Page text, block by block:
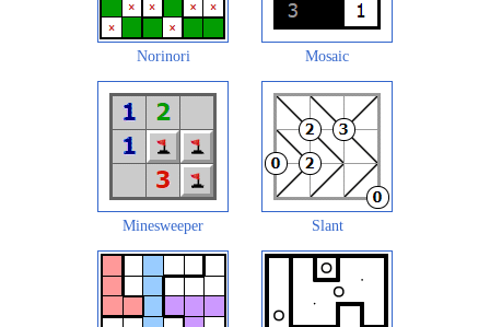
Norinori Mosaic
Minesweeper Slant